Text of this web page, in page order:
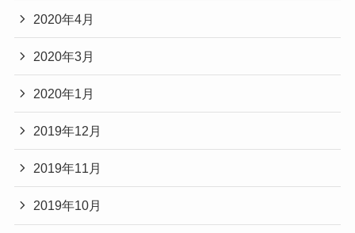
2020年4月
2020年3月
2020年1月
2019年12月
2019年11月
2019年10月